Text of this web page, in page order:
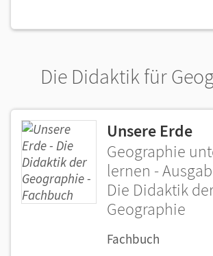
Die Didaktik für
Unsere Erde
Geographie
lernen -
Die Didaktik
Geographie
Fachbuch